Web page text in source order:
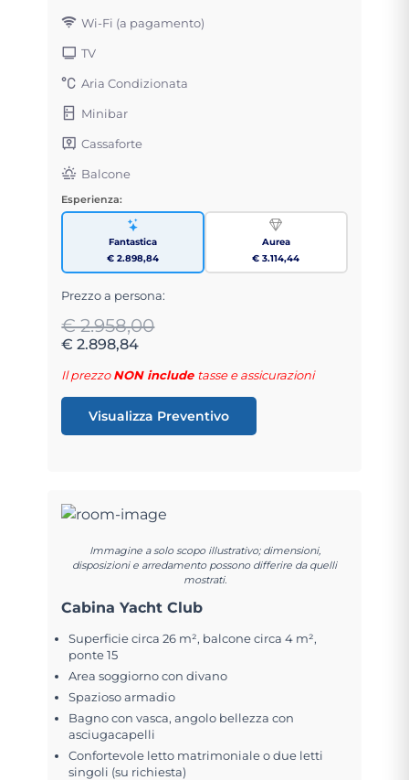
Wi-Fi (a pagamento)
TV
Aria Condizionata
Minibar
Cassaforte
Balcone
Esperienza:
Fantastica
€ 2.898,84
Aurea
€ 3.114,44
Prezzo a persona:
€ 2.958,00
€ 2.898,84
Il prezzoNON include tasse e assicurazioni
Visualizza Preventivo
Immagine a solo scopo illustrativo; dimensioni,
disposizioni e arredamento possono differire da quelli
mostrati.
Cabina Yacht Club
Superficie circa 26 m², balcone circa 4 m²,
ponte 15
Area soggiorno con divano
Spazioso armadio
Bagno con vasca, angolo bellezza con
asciugacapelli
Confortevole letto matrimoniale o due letti
singoli (su richiesta)